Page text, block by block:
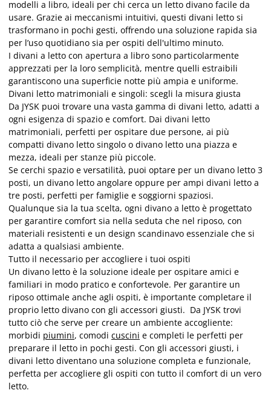
modelli a libro, ideali per chi cerca un letto divano facile da
usare. Grazie ai meccanismi intuitivi, questi divani letto si
trasformano in pochi gesti, offrendo una soluzione rapida sia
per l’uso quotidiano sia per ospiti dell'ultimo minuto.
I divani a letto con apertura a libro sono particolarmente
apprezzati per la loro semplicità, mentre quelli estraibili
garantiscono una superficie notte più ampia e uniforme.
Divani letto matrimoniali e singoli: scegli la misura giusta
Da JYSK puoi trovare una vasta gamma di divani letto, adatti a
ogni esigenza di spazio e comfort. Dai divani letto
matrimoniali, perfetti per ospitare due persone, ai più
compatti divano letto singolo o divano letto una piazza e
mezza, ideali per stanze più piccole.
Se cerchi spazio e versatilità, puoi optare per un divano letto 3
posti, un divano letto angolare oppure per ampi divani letto a
tre posti, perfetti per famiglie e soggiorni spaziosi.
Qualunque sia la tua scelta, ogni divano a letto è progettato
per garantire comfort sia nella seduta che nel riposo, con
materiali resistenti e un design scandinavo essenziale che si
adatta a qualsiasi ambiente.
Tutto il necessario per accogliere i tuoi ospiti
Un divano letto è la soluzione ideale per ospitare amici e
familiari in modo pratico e confortevole. Per garantire un
riposo ottimale anche agli ospiti, è importante completare il
proprio letto divano con gli accessori giusti. Da JYSK trovi
tutto ciò che serve per creare un ambiente accogliente:
morbidi piumini, comodi cuscini e completi le perfetti per
preparare il letto in pochi gesti. Con gli accessori giusti, i
divani letto diventano una soluzione completa e funzionale,
perfetta per accogliere gli ospiti con tutto il comfort di un vero
letto.